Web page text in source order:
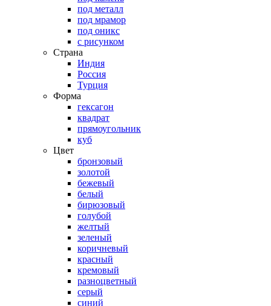
под металл
под мрамор
под оникс
с рисунком
Страна
Индия
Россия
Турция
Форма
гексагон
квадрат
прямоугольник
куб
Цвет
бронзовый
золотой
бежевый
белый
бирюзовый
голубой
желтый
зеленый
коричневый
красный
кремовый
разноцветный
серый
синий